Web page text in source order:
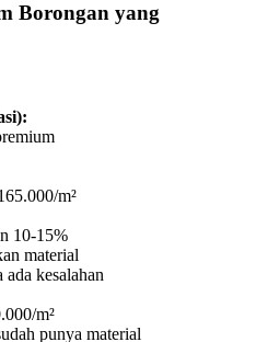
Borongan yang
m²
10-15%
material
kesalahan
m²
punya material